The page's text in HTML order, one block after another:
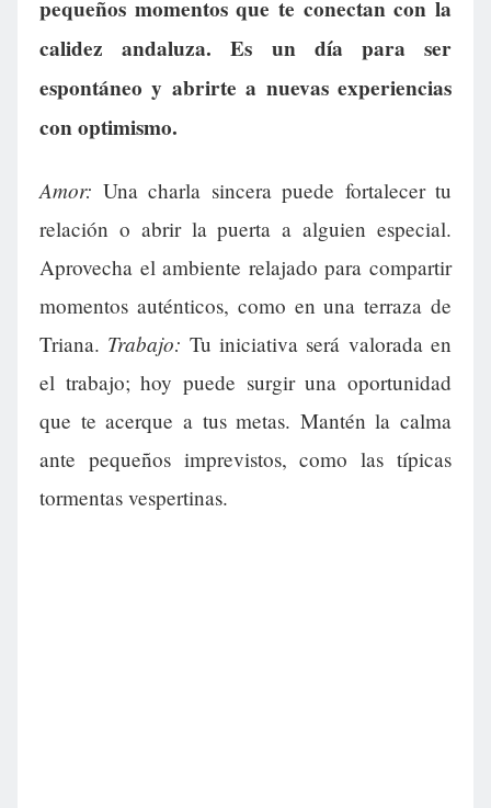
pequeños momentos que te conectan con la
calidez andaluza. Es un día para ser
espontáneo y abrirte a nuevas experiencias
con optimismo.
Amor: Una charla sincera puede fortalecer tu
relación o abrir la puerta a alguien especial.
Aprovecha el ambiente relajado para compartir
momentos auténticos, como en una terraza de
Triana. Trabajo: Tu iniciativa será valorada en
el trabajo; hoy puede surgir una oportunidad
que te acerque a tus metas. Mantén la calma
ante pequeños imprevistos, como las típicas
tormentas vespertinas.